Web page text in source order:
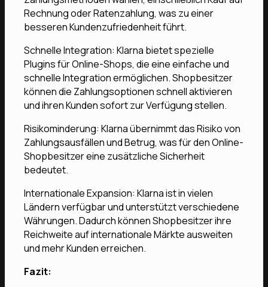
Rechnung oder Ratenzahlung, was zu einer
besseren Kundenzufriedenheit führt.
Schnelle Integration: Klarna bietet spezielle
Plugins für Online-Shops, die eine einfache und
schnelle Integration ermöglichen. Shopbesitzer
können die Zahlungsoptionen schnell aktivieren
und ihren Kunden sofort zur Verfügung stellen.
Risikominderung: Klarna übernimmt das Risiko von
Zahlungsausfällen und Betrug, was für den Online-
Shopbesitzer eine zusätzliche Sicherheit
bedeutet.
Internationale Expansion: Klarna ist in vielen
Ländern verfügbar und unterstützt verschiedene
Währungen. Dadurch können Shopbesitzer ihre
Reichweite auf internationale Märkte ausweiten
und mehr Kunden erreichen.
Fazit: